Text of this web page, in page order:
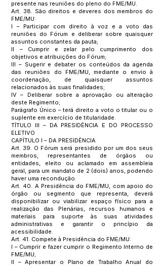
presente nas reuniões do pleno do FME/MU.
Art. 38. São direitos e deveres dos membros do
FME/MU:
I – Participar com direito à voz e a voto das
reuniões do Fórum e deliberar sobre quaisquer
assuntos constantes da pauta;
II – Cumprir e zelar pelo cumprimento dos
objetivos e atribuições do Fórum;
III – Sugerir e debater os conteúdos da agenda
das reuniões do FME/MU, mediante o envio à
coordenação, de quaisquer assuntos
relacionados às suas finalidades;
IV – Deliberar sobre a aprovação ou alteração
deste Regimento;
Parágrafo Único – terá direito a voto o titular ou o
suplente em exercício de titularidade.
TÍTULO III – DA PRESIDÊNCIA E DO PROCESSO
ELETIVO
CAPÍTULO I – DA PRESIDÊNCIA
Art. 39. O Fórum será presidido por um dos seus
membros, representantes de órgãos ou
entidades, eleito ou aclamado em assembleia
geral, para um mandato de 2 (dois) anos, podendo
haver uma recondução.
Art. 40. A Presidência do FME/MU, com apoio do
órgão ou segmento que representa, deverá
disponibilizar ou viabilizar espaço físico para a
realização das Plenárias, recursos humanos e
materiais para suporte às suas atividades
administrativas e garantir o princípio da
acessibilidade.
Art. 41. Compete à Presidência do FME/MU:
I – Cumprir e fazer cumprir o Regimento Interno de
FME/MU;
II – Apresentar o Plano de Trabalho Anual do